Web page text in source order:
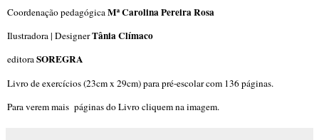
Coordenação pedagógicaMª Carolina Pereira Rosa
Ilustradora | DesignerTânia Clímaco
editoraSOREGRA
Livro de exercícios (23cm x 29cm) para pré-escolar com 136 páginas.
Para verem mais páginas do Livro cliquem na imagem.